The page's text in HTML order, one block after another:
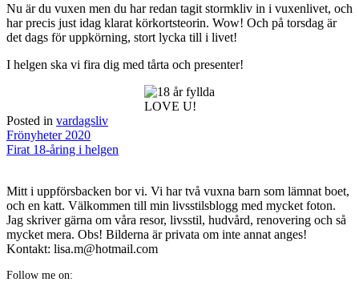
Nu är du vuxen men du har redan tagit stormkliv in i vuxenlivet, och
har precis just idag klarat körkortsteorin. Wow! Och på torsdag är
det dags för uppkörning, stort lycka till i livet!
I helgen ska vi fira dig med tårta och presenter!
LOVE U!
Posted in vardagsliv
Post
navigation
Frönyheter 2020
Firat 18-åring i helgen
Mitt i uppförsbacken bor vi. Vi har två vuxna barn som lämnat boet,
och en katt. Välkommen till min livsstilsblogg med mycket foton.
Jag skriver gärna om våra resor, livsstil, hudvård, renovering och så
mycket mera. Obs! Bilderna är privata om inte annat anges!
Kontakt: lisa.m@hotmail.com
Follow me on: